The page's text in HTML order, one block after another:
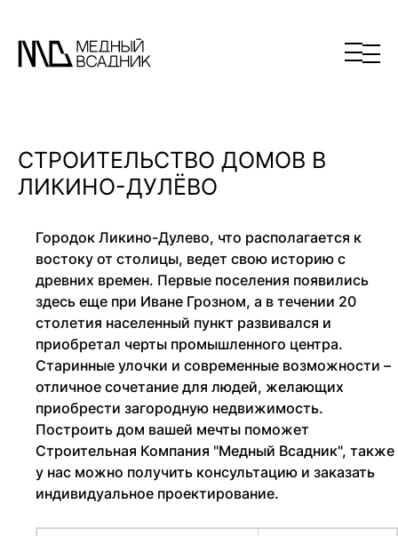
СТРОИТЕЛЬСТВО ДОМОВ В
ЛИКИНО-ДУЛЁВО
Городок Ликино-Дулево, что располагается к
востоку от столицы, ведет свою историю с
древних времен. Первые поселения появились
здесь еще при Иване Грозном, а в течении 20
столетия населенный пункт развивался и
приобретал черты промышленного центра.
Старинные улочки и современные возможности –
отличное сочетание для людей, желающих
приобрести загородную недвижимость.
Построить дом вашей мечты поможет
Строительная Компания "Медный Всадник", также
у нас можно получить консультацию и заказать
индивидуальное проектирование.